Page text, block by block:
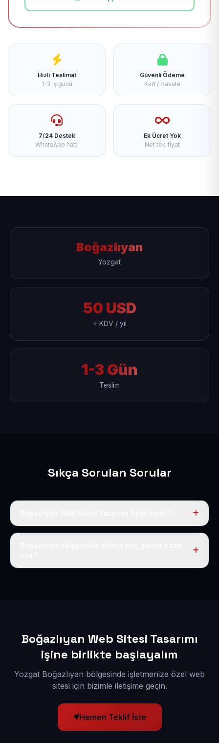
Hızlı Teslimat
1-3 iş günü
Güvenli Ödeme
Kart / Havale
7/24 Destek
WhatsApp hattı
Ek Ücret Yok
Net tek fiyat
Boğazlıyan
Yozgat
50 USD
+ KDV / yıl
1-3 Gün
Teslim
Sıkça Sorulan Sorular
Tek fiyat uygulanır: yıllık 50 USD + KDV. Bu bedele alan
Boğazlıyan Web Sitesi Tasarımı
işine birlikte başlayalım
Yozgat Boğazlıyan bölgesinde işletmenize özel web
sitesi için bizimle iletişime geçin.
Hemen Teklif İste